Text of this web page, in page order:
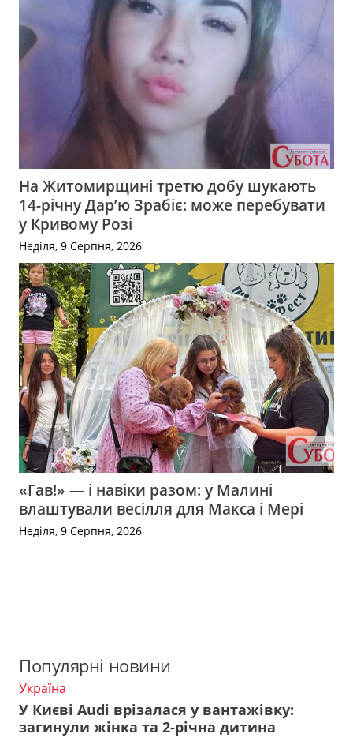
На Житомирщині третю добу шукають
14-річну Дар’ю Зрабіє: може перебувати
у Кривому Розі
Неділя, 9 Серпня, 2026
«Гав!» — і навіки разом: у Малині
влаштували весілля для Макса і Мері
Неділя, 9 Серпня, 2026
Популярні новини
Україна
У Києві Audi врізалася у вантажівку:
загинули жінка та 2-річна дитина